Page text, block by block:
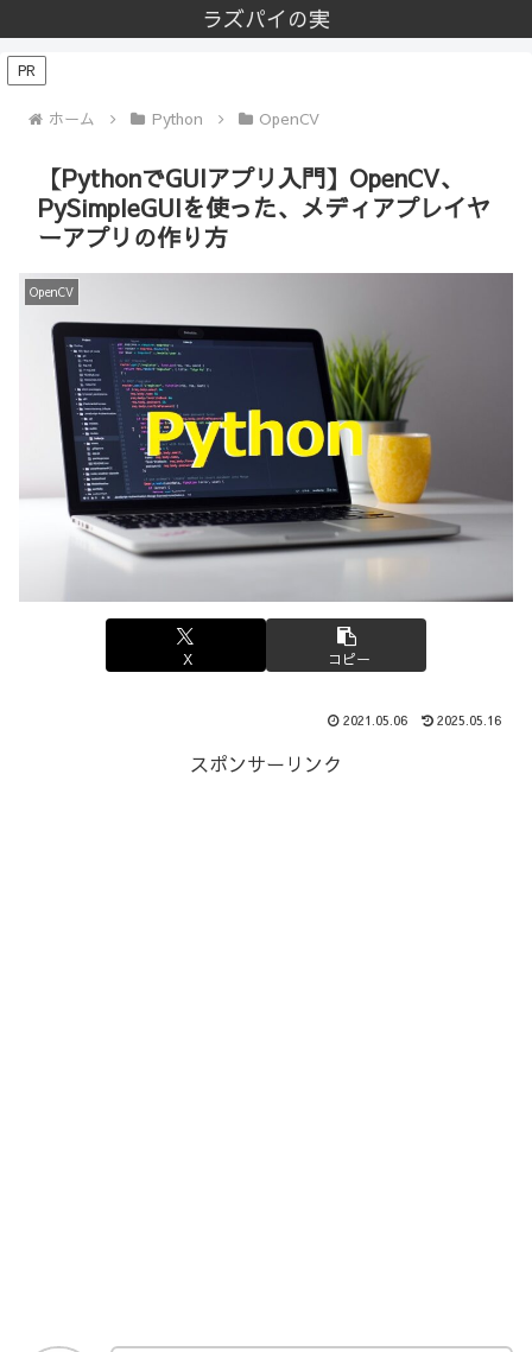
ラズパイの実
PR
ホーム Python OpenCV
【PythonでGUIアプリ入門】OpenCV、
PySimpleGUIを使った、メディアプレイヤ
ーアプリの作り方
OpenCV
X コピー
2021.05.06 2025.05.16
スポンサーリンク